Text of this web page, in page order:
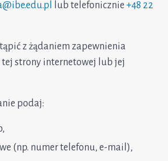
lub telefonicznie +48 22
z żądaniem zapewnienia
strony internetowej lub jej
podaj:
(np. numer telefonu, e-mail),